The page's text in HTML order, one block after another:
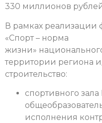
330 миллионов
В рамках реализации
«Спорт – норма
жизни»
территории региона
строительство:
спортивного
исполнения